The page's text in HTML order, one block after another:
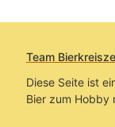
Team
Diese Seite ist
Bier zum Hobby